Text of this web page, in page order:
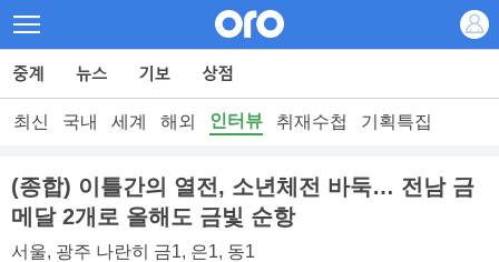
최신 국내 세계 해외 인터뷰 취재수첩 기획특집
(종합) 이틀간의 열전, 소년체전 바둑… 전남 금
메달 2개로 올해도 금빛 순항
서울, 광주 나란히 금1, 은1, 동1